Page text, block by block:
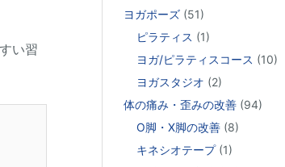
い習
ヨガポーズ (51)
ピラティス (1)
ヨガ/ピラティスコース (10)
ヨガスタジオ (2)
体の痛み・歪みの改善 (94)
O脚・X脚の改善 (8)
キネシオテープ(1)